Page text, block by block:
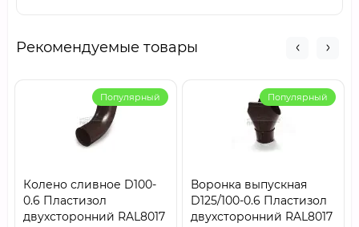
Рекомендуемые товары
Популярный
Колено сливное D100-
0.6 Пластизол
двухсторонний RAL8017
Популярный
Воронка выпускная
D125/100-0.6 Пластизол
двухсторонний RAL8017